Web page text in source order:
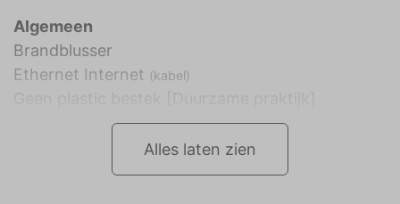
Algemeen
Brandblusser
Ethernet Internet (kabel)
Alles laten zien